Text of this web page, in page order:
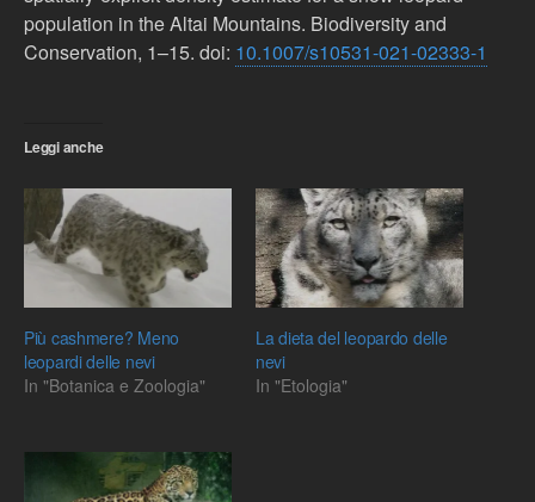
population in the Altai Mountains. Biodiversity and
Conservation, 1–15. doi: 10.1007/s10531-021-02333-1
Leggi anche
Più cashmere? Meno
leopardi delle nevi
In "Botanica e Zoologia"
La dieta del leopardo delle
nevi
In "Etologia"